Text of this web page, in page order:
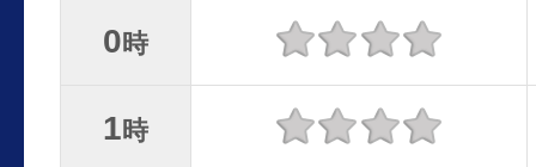
0時
1時